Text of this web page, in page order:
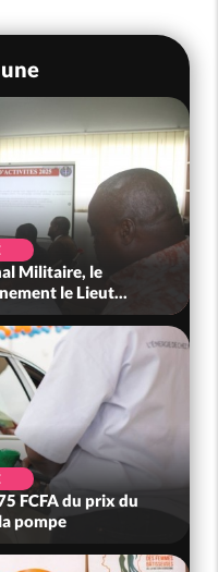
Militaire, le
le Lieut...
FCFA du prix du
pompe